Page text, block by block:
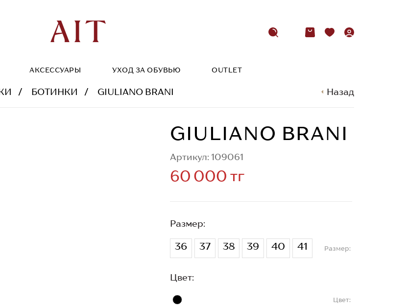
АКСЕССУАРЫ УХОД ЗА ОБУВЬЮ OUTLET
БОТИНКИ GIULIANO BRANI Назад
GIULIANO BRANI
Артикул: 109061
60 000 тг
Размер:
36 37 38 39 40 41 Размер:
Цвет:
Цвет: